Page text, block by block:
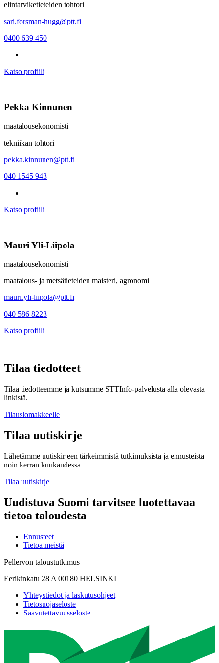
elintarviketieteiden tohtori
sari.forsman-hugg@ptt.fi
0400 639 450
Katso profiili
Pekka Kinnunen
maatalousekonomisti
tekniikan tohtori
pekka.kinnunen@ptt.fi
040 1545 943
Katso profiili
Mauri Yli-Liipola
maatalousekonomisti
maatalous- ja metsätieteiden maisteri, agronomi
mauri.yli-liipola@ptt.fi
040 586 8223
Katso profiili
Tilaa tiedotteet
Tilaa tiedotteemme ja kutsumme STTInfo-palvelusta alla olevasta
linkistä.
Tilauslomakkeelle
Tilaa uutiskirje
Lähetämme uutiskirjeen tärkeimmistä tutkimuksista ja ennusteista
noin kerran kuukaudessa.
Tilaa uutiskirje
Uudistuva Suomi tarvitsee luotettavaa
tietoa taloudesta
Ennusteet
Tietoa meistä
Pellervon taloustutkimus
Eerikinkatu 28 A 00180 HELSINKI
Yhteystiedot ja laskutusohjeet
Tietosuojaseloste
Saavutettavuusseloste